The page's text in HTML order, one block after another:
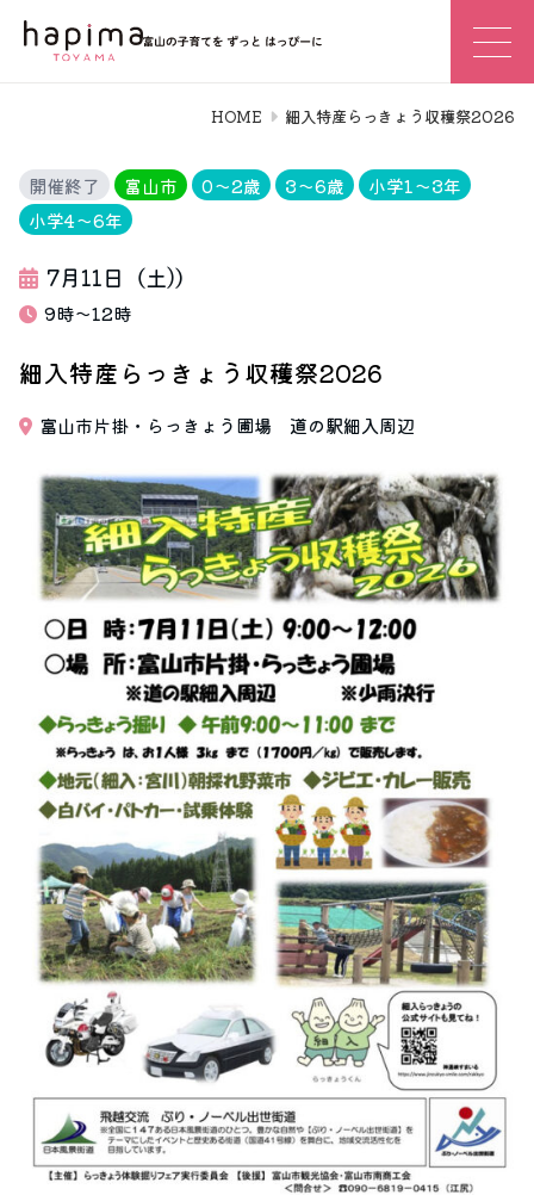
HOME 細入特産らっきょう収穫祭2026
開催終了 富山市 0〜2歳 3〜6歳
小学1〜3年
小学4〜6年
7月11日（土)）
9時〜12時
細入特産らっきょう収穫祭2026
富山市片掛・らっきょう圃場 道の駅細入周辺